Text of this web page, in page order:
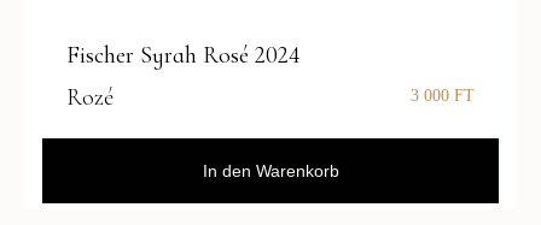
Fischer Syrah Rosé 2024
Rozé
3 000 FT
In den Warenkorb